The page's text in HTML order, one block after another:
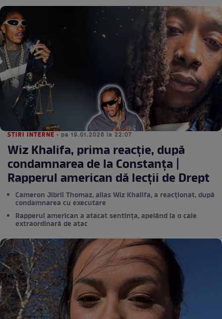
STIRI INTERNE • pe 19.01.2026 la 22:07
Wiz Khalifa, prima reacție, după
condamnarea de la Constanța |
Rapperul american dă lecții de Drept
Cameron Jibril Thomaz, alias Wiz Khalifa, a reacționat, după
condamnarea cu executare
Rapperul american a atacat sentința, apelând la o cale
extraordinară de atac